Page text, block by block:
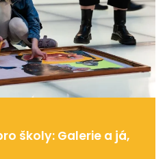
školy: Galerie a já,